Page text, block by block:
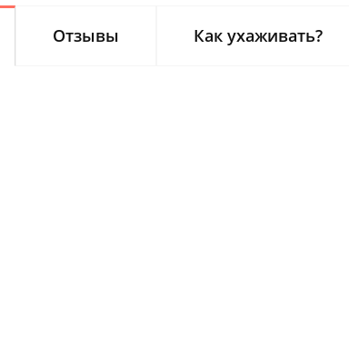
Отзывы Как ухаживать?